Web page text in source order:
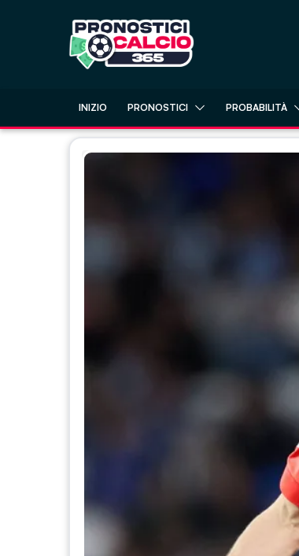
INIZIO PRONOSTICI PROBABILITÀ